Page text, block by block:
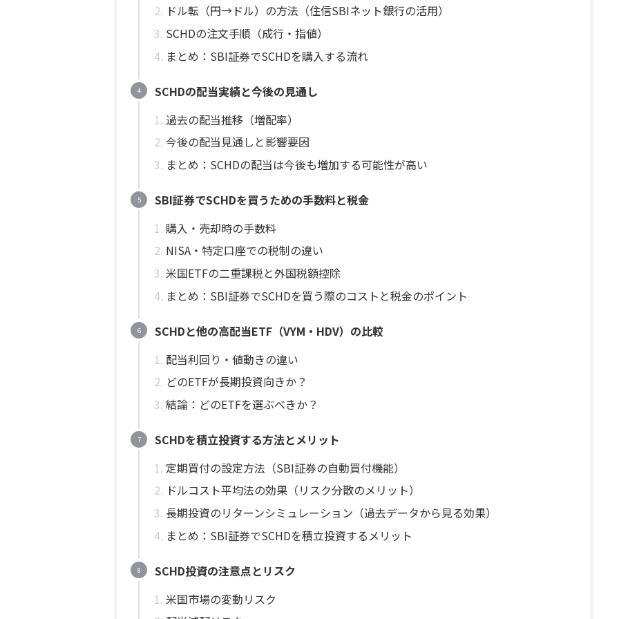
ドル転（円→ドル）の方法（住信SBIネット銀行の活用）
SCHDの注文手順（成行・指値）
まとめ：SBI証券でSCHDを購入する流れ
SCHDの配当実績と今後の見通し
過去の配当推移（増配率）
今後の配当見通しと影響要因
まとめ：SCHDの配当は今後も増加する可能性が高い
SBI証券でSCHDを買うための手数料と税金
購入・売却時の手数料
NISA・特定口座での税制の違い
米国ETFの二重課税と外国税額控除
まとめ：SBI証券でSCHDを買う際のコストと税金のポイント
SCHDと他の高配当ETF（VYM・HDV）の比較
配当利回り・値動きの違い
どのETFが長期投資向きか？
結論：どのETFを選ぶべきか？
SCHDを積立投資する方法とメリット
定期買付の設定方法（SBI証券の自動買付機能）
ドルコスト平均法の効果（リスク分散のメリット）
長期投資のリターンシミュレーション（過去データから見る効果）
まとめ：SBI証券でSCHDを積立投資するメリット
SCHD投資の注意点とリスク
米国市場の変動リスク